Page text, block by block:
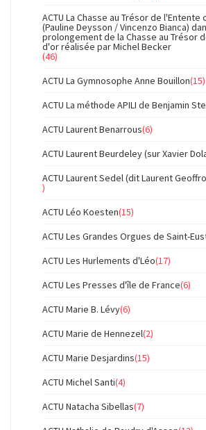
ACTU La Chasse au Trésor de l'Entente
(Pauline Deysson / Vincenzo Bianca)
prolongement de la Chasse au Trésor
d'or réalisée par Michel Becker
(46)
ACTU La Gymnosophe Anne Bouillon(15)
ACTU La méthode APILI de Benjamin
ACTU Laurent Benarrous(6)
ACTU Laurent Beurdeley (sur Xavier
ACTU Laurent Sedel (dit Laurent
)
ACTU Léo Koesten(15)
ACTU Les Grandes Orgues de Saint-
ACTU Les Hurlements d'Léo(17)
ACTU Les Presses d'île de France(6)
ACTU Marie B. Lévy(6)
ACTU Marie de Hennezel(2)
ACTU Marie Desjardins(15)
ACTU Michel Santi(4)
ACTU Natacha Sibellas(7)